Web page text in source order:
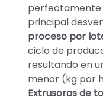
perfectamente
principal
proceso por
ciclo de
resultando en
menor (kg por
Extrusoras de